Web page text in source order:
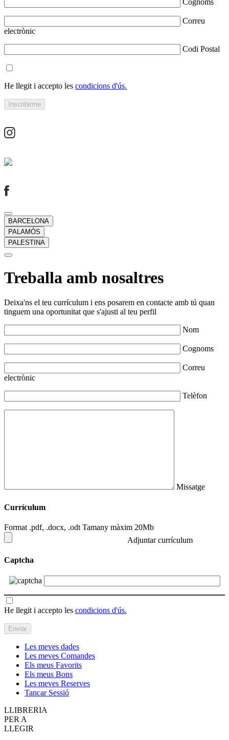
Cognoms
Correu
electrònic
Codi Postal
He llegit i accepto les condicions d'ús.
BARCELONA
PALAMÓS
PALESTINA
Treballa amb nosaltres
Deixa'ns el teu currículum i ens posarem en contacte amb tú quan
tinguem una oportunitat que s'ajusti al teu perfil
Nom
Cognoms
Correu
electrònic
Telèfon
Missatge
Currículum
Format .pdf, .docx, .odt Tamany màxim 20Mb
Adjuntar currículum
Captcha
He llegit i accepto les condicions d'ús.
Les meves dades
Les meves Comandes
Els meus Favorits
Els meus Bons
Les meves Reserves
Tancar Sessió
LLIBRERIA
PER A
LLEGIR